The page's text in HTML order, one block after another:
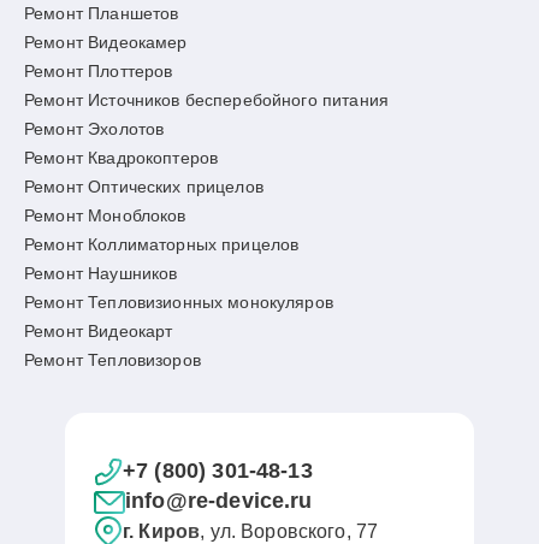
Ремонт Планшетов
Ремонт Видеокамер
Ремонт Плоттеров
Ремонт Источников бесперебойного питания
Ремонт Эхолотов
Ремонт Квадрокоптеров
Ремонт Оптических прицелов
Ремонт Моноблоков
Ремонт Коллиматорных прицелов
Ремонт Наушников
Ремонт Тепловизионных монокуляров
Ремонт Видеокарт
Ремонт Тепловизоров
+7 (800) 301-48-13
info@re-device.ru
г. Киров, ул. Воровского, 77